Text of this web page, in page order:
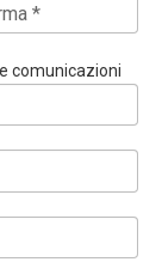
*
comunicazioni